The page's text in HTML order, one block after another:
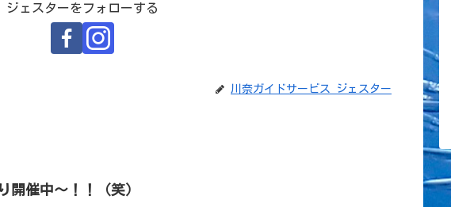
ジェスターをフォローする
川奈ガイドサービス ジェスター
開催中～！！（笑）